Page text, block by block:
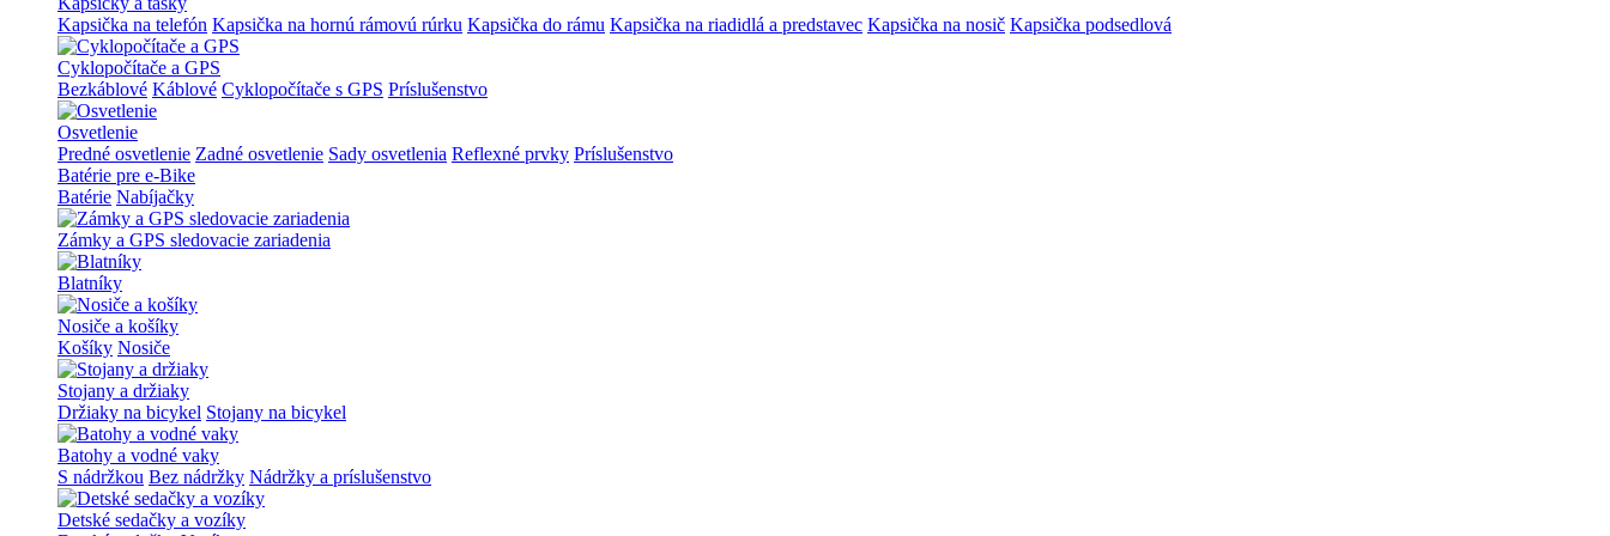
Kapsička na telefón Kapsička na hornú rámovú rúrku Kapsička do rámu Kapsička na riadidlá a predstavec Kapsička na nosič Kapsička podsedlová
Cyklopočítače a GPS
Bezkáblové Káblové Cyklopočítače s GPS Príslušenstvo
Osvetlenie
Predné osvetlenie Zadné osvetlenie Sady osvetlenia Reflexné prvky Príslušenstvo
Batérie pre e-Bike
Batérie Nabíjačky
Zámky a GPS sledovacie zariadenia
Blatníky
Nosiče a košíky
Košíky Nosiče
Stojany a držiaky
Držiaky na bicykel Stojany na bicykel
Batohy a vodné vaky
S nádržkou Bez nádržky Nádržky a príslušenstvo
Detské sedačky a vozíky